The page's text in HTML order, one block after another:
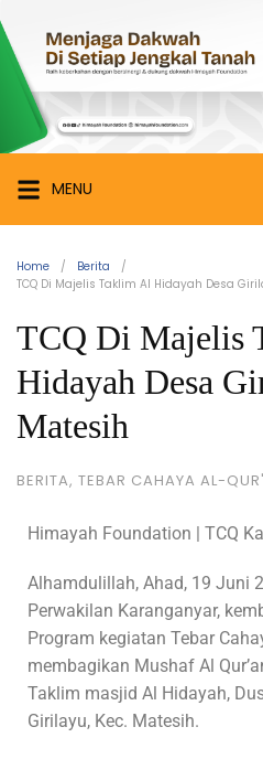
MENU
Home
Berita
TCQ Di Majelis Taklim Al Hidayah Desa
TCQ Di Majelis
Hidayah Desa
Matesih
BERITA, TEBAR CAHAYA AL-
Himayah Foundation | TCQ
Alhamdulillah, Ahad, 19 Juni
Perwakilan Karanganyar,
Program kegiatan Tebar
membagikan Mushaf Al
Taklim masjid Al Hidayah,
Girilayu, Kec. Matesih.